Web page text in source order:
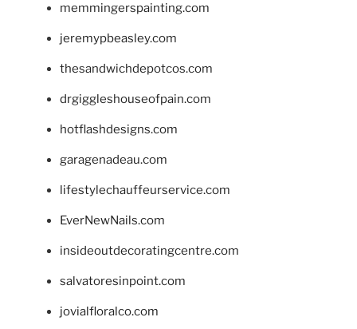
memmingerspainting.com
jeremypbeasley.com
thesandwichdepotcos.com
drgiggleshouseofpain.com
hotflashdesigns.com
garagenadeau.com
lifestylechauffeurservice.com
EverNewNails.com
insideoutdecoratingcentre.com
salvatoresinpoint.com
jovialfloralco.com